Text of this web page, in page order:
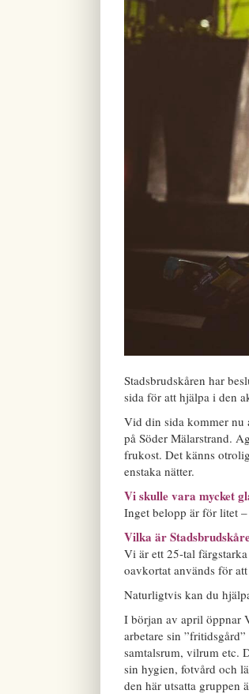
Stadsbrudskåren har
sida för att hjälpa i den
Vid din sida kommer nu
på Söder Mälarstrand.
frukost. Det känns
enstaka nätter.
Vi skulle vara mycket
Inget belopp är för litet
Vilka är
Vi är ett 25-tal
oavkortat används för
Naturligtvis kan du
I början av april öppnar
arbetare sin
samtalsrum, vilrum etc.
sin hygien, fotvård och
den här utsatta gruppen